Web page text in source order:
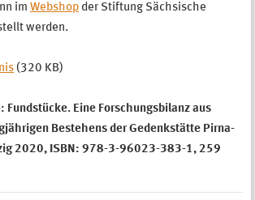
im Webshop der Stiftung Sächsische
werden.
(320 KB)
Fundstücke. Eine Forschungsbilanz aus
Bestehens der Gedenkstätte Pirna-
2020, ISBN: 978-3-96023-383-1, 259